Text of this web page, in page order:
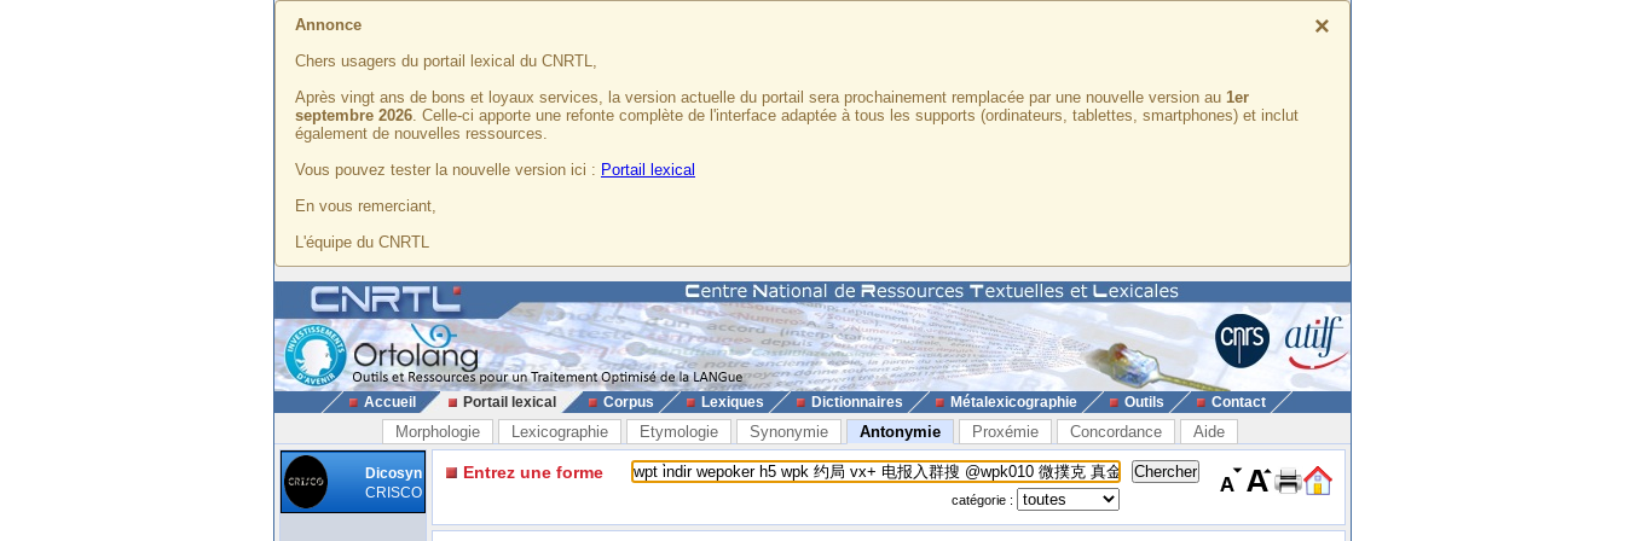
×
Annonce
Chers usagers du portail lexical du CNRTL,
Après vingt ans de bons et loyaux services, la version actuelle du portail sera prochainement remplacée par une nouvelle version au 1er
septembre 2026. Celle-ci apporte une refonte complète de l'interface adaptée à tous les supports (ordinateurs, tablettes, smartphones) et inclut
également de nouvelles ressources.
Vous pouvez tester la nouvelle version ici : Portail lexical
En vous remerciant,
L'équipe du CNRTL
Accueil Portail lexical Corpus Lexiques Dictionnaires Métalexicographie Outils Contact
Morphologie Lexicographie Etymologie Synonymie Antonymie Proxémie Concordance Aide
Dicosyn
CRISCO
Entrez une forme
catégorie :